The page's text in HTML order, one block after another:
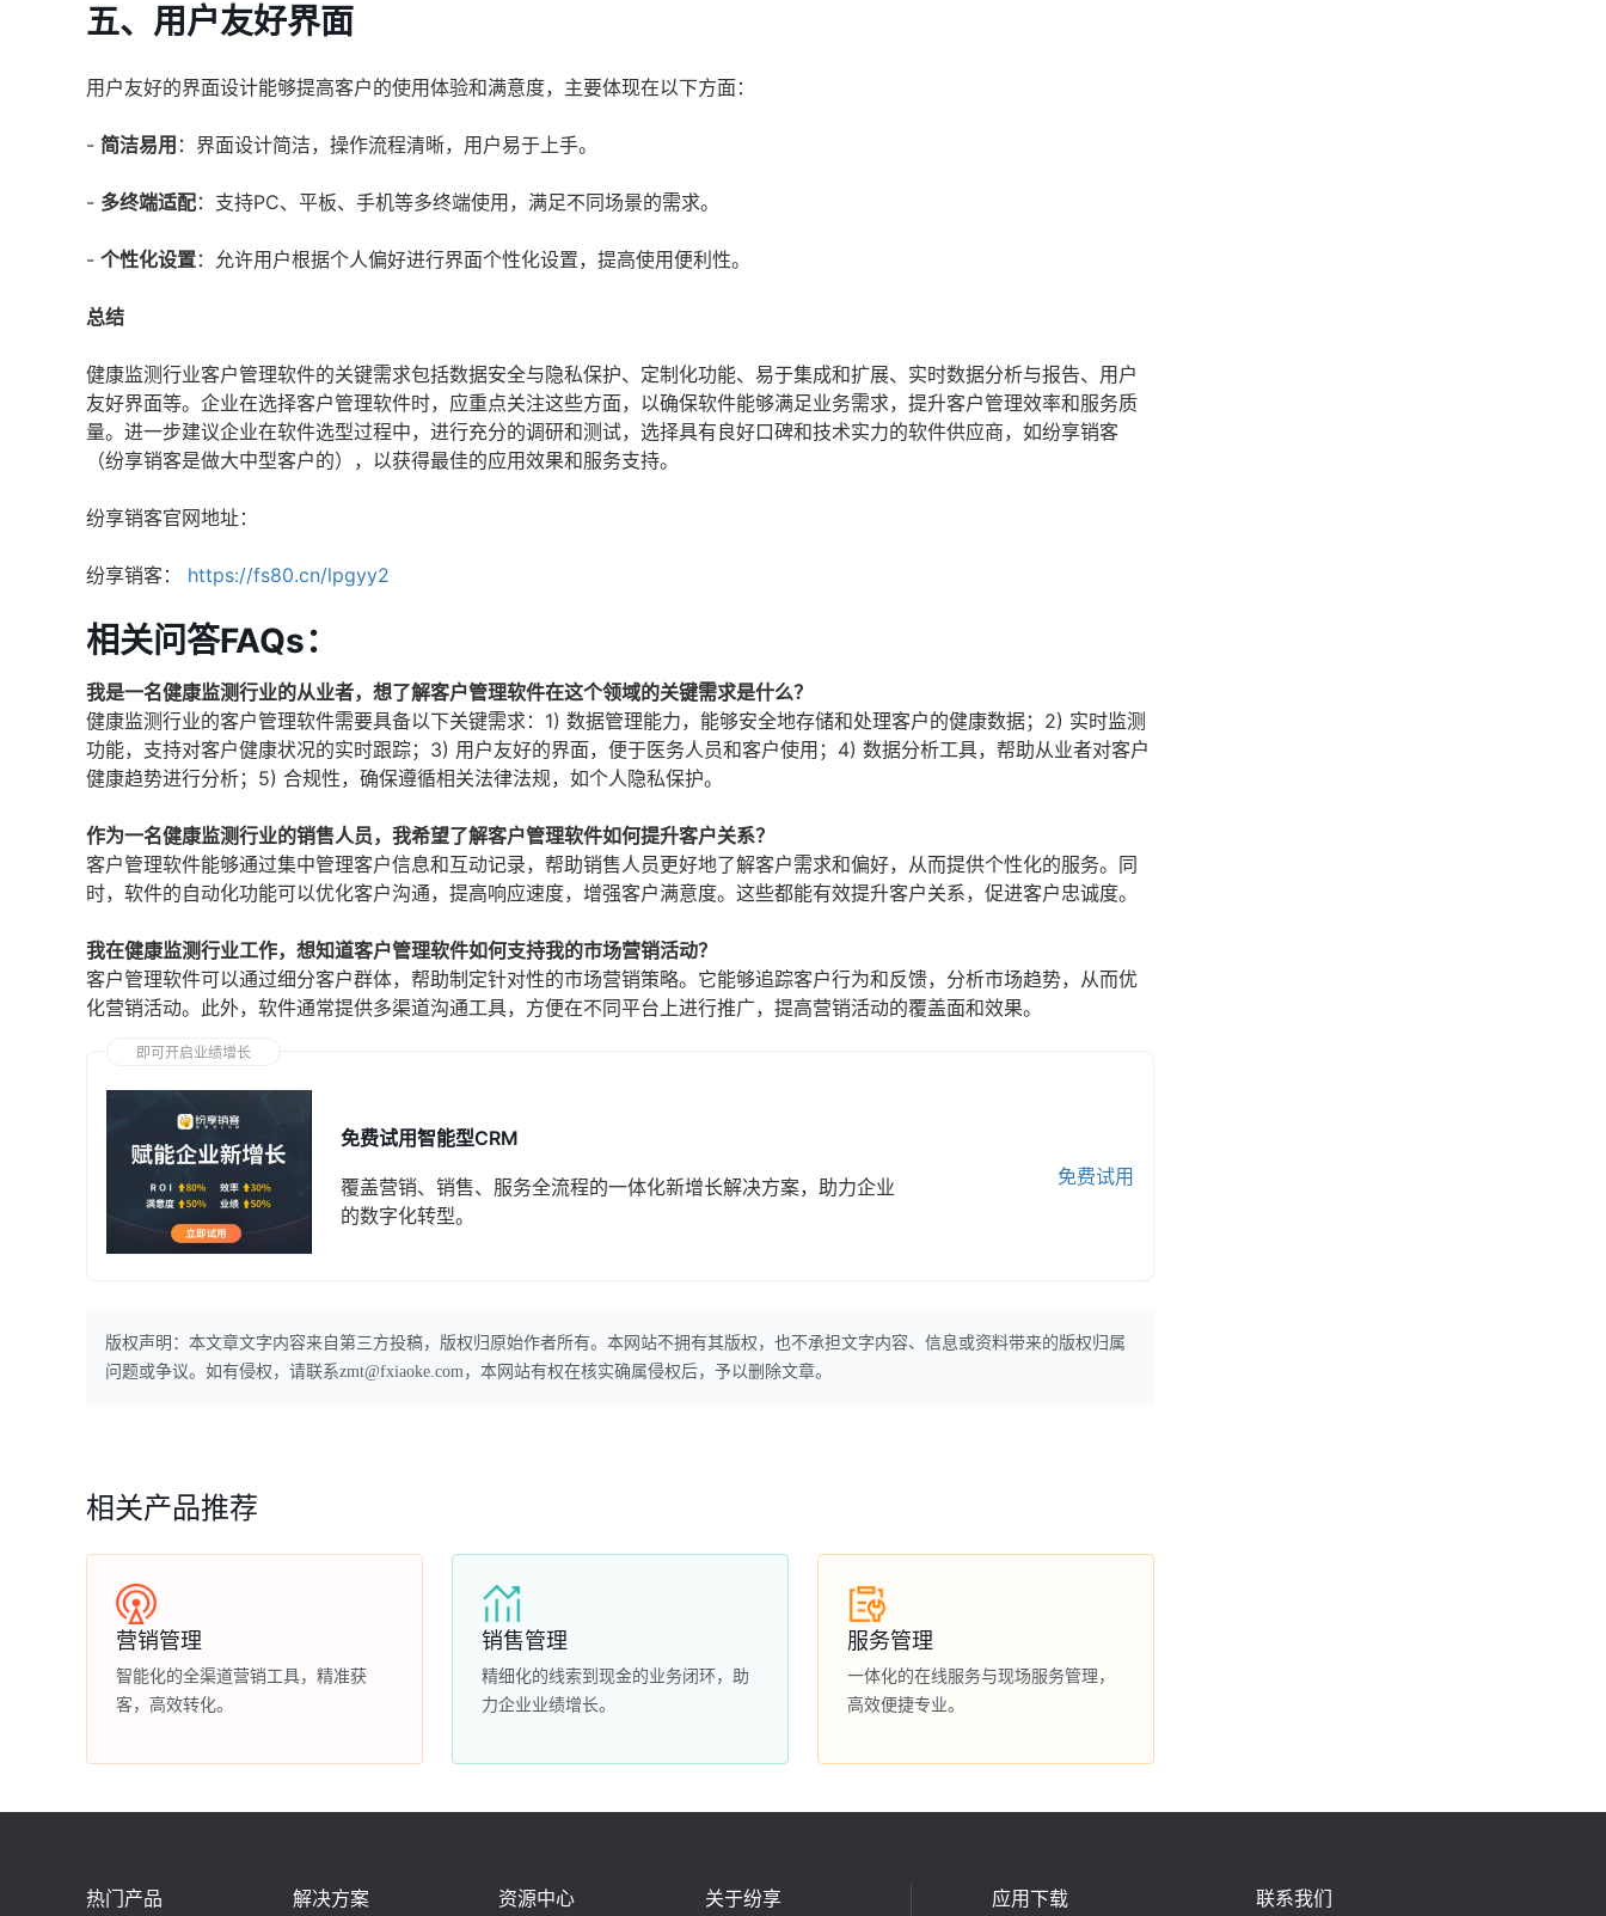
五、用户友好界面
用户友好的界面设计能够提高客户的使用体验和满意度，主要体现在以下方面：
- 简洁易用 ：界面设计简洁，操作流程清晰，用户易于上手。
- 多终端适配：支持PC、平板、手机等多终端使用，满足不同场景的需求。
- 个性化设置：允许用户根据个人偏好进行界面个性化设置，提高使用便利性。
总结
健康监测行业客户管理软件的关键需求包括数据安全与隐私保护、定制化功能、易于集成和扩展、实时数据分析与报告、用户
友好界面等。企业在选择客户管理软件时，应重点关注这些方面，以确保软件能够满足业务需求，提升客户管理效率和服务质
量。进一步建议企业在软件选型过程中，进行充分的调研和测试，选择具有良好口碑和技术实力的软件供应商，如纷享销客
（纷享销客是做大中型客户的），以获得最佳的应用效果和服务支持。
纷享销客官网地址：
纷享销客： https://fs80.cn/lpgyy2
相关问答FAQs：
我是一名健康监测行业的从业者，想了解客户管理软件在这个领域的关键需求是什么？
健康监测行业的客户管理软件需要具备以下关键需求：1) 数据管理能力，能够安全地存储和处理客户的健康数据；2) 实时监测
功能，支持对客户健康状况的实时跟踪；3) 用户友好的界面，便于医务人员和客户使用；4) 数据分析工具，帮助从业者对客户
健康趋势进行分析；5) 合规性，确保遵循相关法律法规，如个人隐私保护。
作为一名健康监测行业的销售人员，我希望了解客户管理软件如何提升客户关系？
客户管理软件能够通过集中管理客户信息和互动记录，帮助销售人员更好地了解客户需求和偏好，从而提供个性化的服务。同
时，软件的自动化功能可以优化客户沟通，提高响应速度，增强客户满意度。这些都能有效提升客户关系，促进客户忠诚度。
我在健康监测行业工作，想知道客户管理软件如何支持我的市场营销活动？
客户管理软件可以通过细分客户群体，帮助制定针对性的市场营销策略。它能够追踪客户行为和反馈，分析市场趋势，从而优
化营销活动。此外，软件通常提供多渠道沟通工具，方便在不同平台上进行推广，提高营销活动的覆盖面和效果。
即可开启业绩增长
免费试用智能型CRM
覆盖营销、销售、服务全流程的一体化新增长解决方案，助力企业
的数字化转型。
免费试用
版权声明：本文章文字内容来自第三方投稿，版权归原始作者所有。本网站不拥有其版权，也不承担文字内容、信息或资料带来的版权归属
问题或争议。如有侵权，请联系zmt@fxiaoke.com，本网站有权在核实确属侵权后，予以删除文章。
相关产品推荐
营销管理
智能化的全渠道营销工具，精准获
客，高效转化。
销售管理
精细化的线索到现金的业务闭环，助
力企业业绩增长。
服务管理
一体化的在线服务与现场服务管理，
高效便捷专业。
热门产品 解决方案 资源中心 关于纷享 应用下载 联系我们